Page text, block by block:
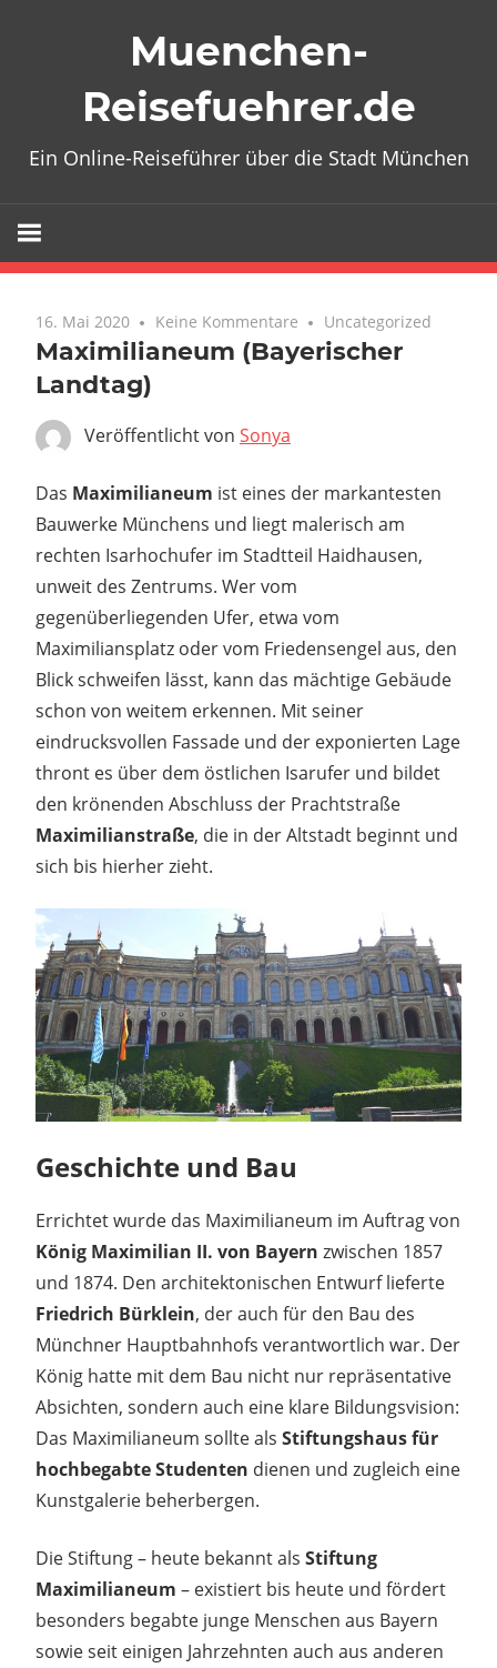
Muenchen-
Reisefuehrer.de
Ein Online-Reiseführer über die Stadt München
16. Mai 2020 Keine Kommentare Uncategorized
Maximilianeum (Bayerischer
Landtag)
Veröffentlicht von Sonya
Das Maximilianeum ist eines der markantesten
Bauwerke Münchens und liegt malerisch am
rechten Isarhochufer im Stadtteil Haidhausen,
unweit des Zentrums. Wer vom
gegenüberliegenden Ufer, etwa vom
Maximiliansplatz oder vom Friedensengel aus, den
Blick schweifen lässt, kann das mächtige Gebäude
schon von weitem erkennen. Mit seiner
eindrucksvollen Fassade und der exponierten Lage
thront es über dem östlichen Isarufer und bildet
den krönenden Abschluss der Prachtstraße
Maximilianstraße, die in der Altstadt beginnt und
sich bis hierher zieht.
Geschichte und Bau
Errichtet wurde das Maximilianeum im Auftrag von
König Maximilian II. von Bayern zwischen 1857
und 1874. Den architektonischen Entwurf lieferte
Friedrich Bürklein, der auch für den Bau des
Münchner Hauptbahnhofs verantwortlich war. Der
König hatte mit dem Bau nicht nur repräsentative
Absichten, sondern auch eine klare Bildungsvision:
Das Maximilianeum sollte als Stiftungshaus für
hochbegabte Studenten dienen und zugleich eine
Kunstgalerie beherbergen.
Die Stiftung – heute bekannt als Stiftung
Maximilianeum – existiert bis heute und fördert
besonders begabte junge Menschen aus Bayern
sowie seit einigen Jahrzehnten auch aus anderen